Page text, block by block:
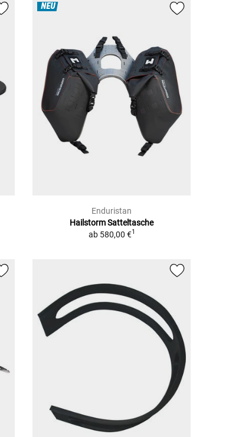
NEU
Enduristan
Hailstorm Satteltasche
ab 580,00 €1